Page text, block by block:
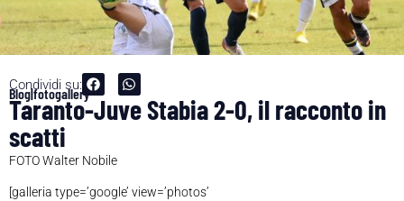
Condividi su:
Blog|fotogallery
Taranto-Juve Stabia 2-0, il racconto in
scatti
FOTO Walter Nobile
[galleria type=’google’ view=’photos’